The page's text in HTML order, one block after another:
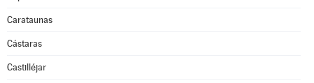
Carataunas
Cástaras
Castilléjar